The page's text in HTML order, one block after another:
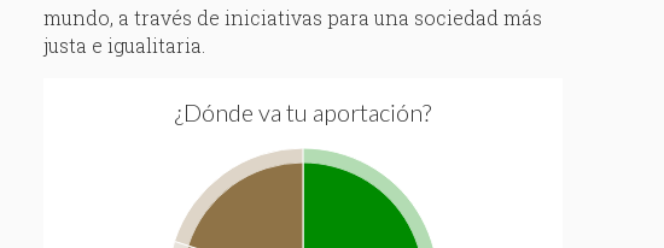
mundo, a través de iniciativas para una sociedad más
justa e igualitaria.
¿Dónde va tu aportación?